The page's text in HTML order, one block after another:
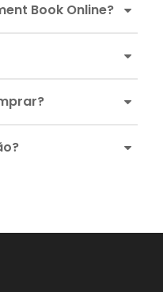
Book Online?